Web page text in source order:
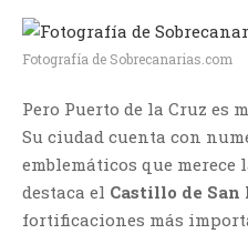
Fotografía de Sobrecanarias.com
Pero Puerto de la Cruz es
Su ciudad cuenta con
emblemáticos que
destaca el Castillo de San
fortificaciones más